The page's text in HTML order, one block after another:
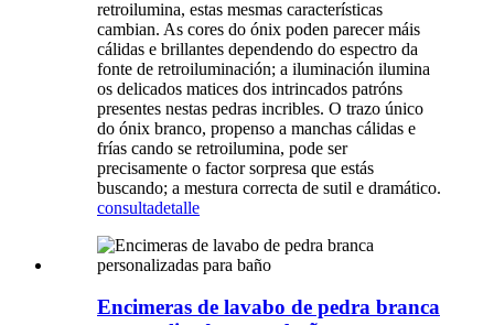
retroilumina, estas mesmas características
cambian. As cores do ónix poden parecer máis
cálidas e brillantes dependendo do espectro da
fonte de retroiluminación; a iluminación ilumina
os delicados matices dos intrincados patróns
presentes nestas pedras incribles. O trazo único
do ónix branco, propenso a manchas cálidas e
frías cando se retroilumina, pode ser
precisamente o factor sorpresa que estás
buscando; a mestura correcta de sutil e dramático.
consultadetalle
Encimeras de lavabo de pedra branca